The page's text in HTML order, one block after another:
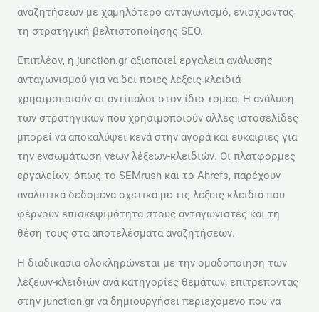
αναζητήσεων με χαμηλότερο ανταγωνισμό, ενισχύοντας
τη στρατηγική βελτιστοποίησης SEO.
Επιπλέον, η junction.gr αξιοποιεί εργαλεία ανάλυσης
ανταγωνισμού για να δει ποιες λέξεις-κλειδιά
χρησιμοποιούν οι αντίπαλοι στον ίδιο τομέα. Η ανάλυση
των στρατηγικών που χρησιμοποιούν άλλες ιστοσελίδες
μπορεί να αποκαλύψει κενά στην αγορά και ευκαιρίες για
την ενσωμάτωση νέων λέξεων-κλειδιών. Οι πλατφόρμες
εργαλείων, όπως το SEMrush και το Ahrefs, παρέχουν
αναλυτικά δεδομένα σχετικά με τις λέξεις-κλειδιά που
φέρνουν επισκεψιμότητα στους ανταγωνιστές και τη
θέση τους στα αποτελέσματα αναζητήσεων.
Η διαδικασία ολοκληρώνεται με την ομαδοποίηση των
λέξεων-κλειδιών ανά κατηγορίες θεμάτων, επιτρέποντας
στην junction.gr να δημιουργήσει περιεχόμενο που να